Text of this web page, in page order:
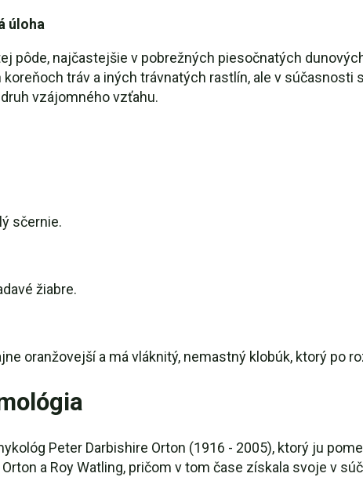
úloha
pôde, najčastejšie v pobrežných piesočnatých
tráv a iných trávnatých rastlín, ale v súčasnosti
vzájomného vzťahu.
sčernie.
žiabre.
oranžovejší a má vláknitý, nemastný klobúk, ktorý po
Peter Darbishire Orton (1916 - 2005), ktorý ju
Orton a Roy Watling, pričom v tom čase získala svoje v